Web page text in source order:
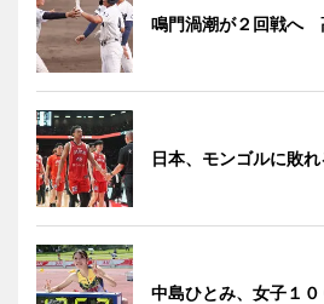
鳴門渦潮が２回戦へ
日本、モンゴルに敗れ
中島ひとみ、女子１